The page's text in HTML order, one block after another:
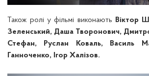
Також ролі у фільмі виконають Віктор
Зеленський, Даша Творонович,
Стефан, Руслан Коваль, Василь
Ганноченко, Ігор Халізов.